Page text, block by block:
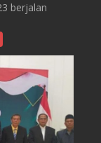
berjalan